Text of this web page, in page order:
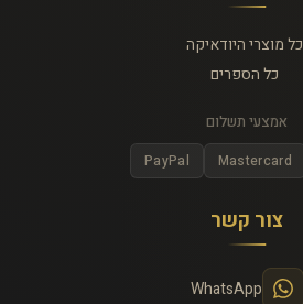
כל מוצרי היודאיקה
כל הספרים
אמצעי תשלום
Mastercard
PayPal
צור קשר
WhatsApp